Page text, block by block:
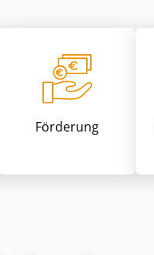
Förderung